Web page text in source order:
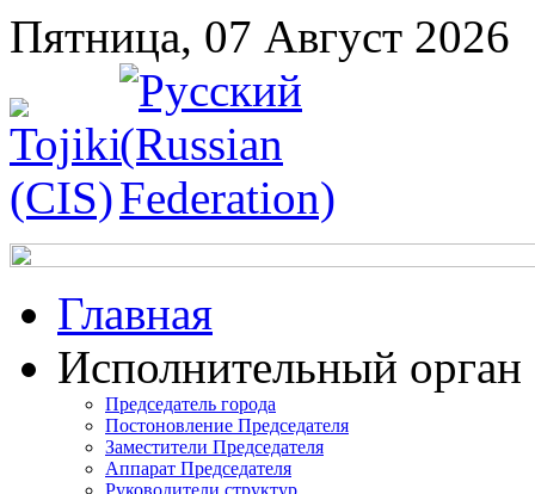
Пятница, 07 Август 2026
Главная
Исполнительный орган
Председатель города
Постоновление Председателя
Заместители Председателя
Аппарат Председателя
Руководители структур